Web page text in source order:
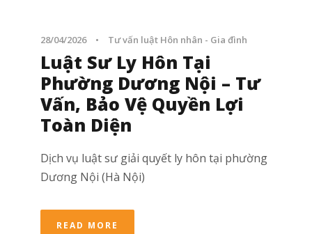
28/04/2026 • Tư vấn luật Hôn nhân - Gia đình
Luật Sư Ly Hôn Tại
Phường Dương Nội – Tư
Vấn, Bảo Vệ Quyền Lợi
Toàn Diện
Dịch vụ luật sư giải quyết ly hôn tại phường
Dương Nội (Hà Nội)
READ MORE